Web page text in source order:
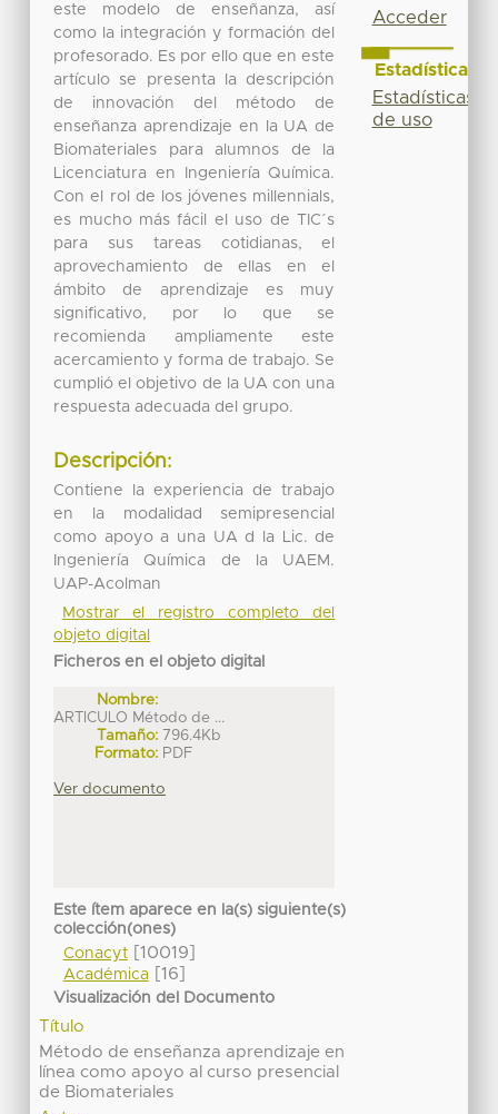
este modelo de enseñanza, así
como la integración y formación del
profesorado. Es por ello que en este
artículo se presenta la descripción
de innovación del método de
enseñanza aprendizaje en la UA de
Biomateriales para alumnos de la
Licenciatura en Ingeniería Química.
Con el rol de los jóvenes millennials,
es mucho más fácil el uso de TIC´s
para sus tareas cotidianas, el
aprovechamiento de ellas en el
ámbito de aprendizaje es muy
significativo, por lo que se
recomienda ampliamente este
acercamiento y forma de trabajo. Se
cumplió el objetivo de la UA con una
respuesta adecuada del grupo.
Descripción:
Contiene la experiencia de trabajo
en la modalidad semipresencial
como apoyo a una UA d la Lic. de
Ingeniería Química de la UAEM.
UAP-Acolman
Mostrar el registro completo del
objeto digital
Ficheros en el objeto digital
Nombre:
ARTICULO Método de ...
Tamaño: 796.4Kb
Formato: PDF
Ver documento
Este ítem aparece en la(s) siguiente(s)
colección(ones)
Conacyt[10019]
Académica[16]
Visualización del Documento
Título
Método de enseñanza aprendizaje en
línea como apoyo al curso presencial
de Biomateriales
Acceder
Estadísticas
Estadísticas
de uso